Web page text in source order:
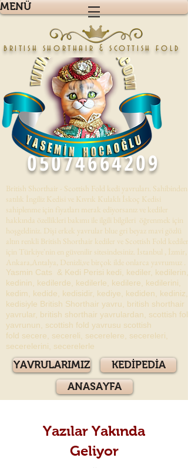
MENÜ
british shorthair & scottish fold
05074664209
British Shorthair - Scottish Fold kedi yavruları. Sahibinden
satılık İngiliz Kedisi ve Kıvrık Kulaklı İskoç Kedisi
sahiplenme için fiyatları merak ediyorsanız ve kediler
hakkında özellikleri bakımı ile ilgili bilgileri öğrenmek için
hoşgeldiniz. Dişi erkek yavrular blue gri beyaz mavi gözlü
altın renkli British Shorthair kediler ve Scottish Fold kedileri
için Türkiye'nin en güvenilir sitesindesiniz. İstanbul , İzmir,
Ankara,Antalya, Denizli,ve birçok ilde onlarca yavrumuz .
Yasmin Cats & Kedi Perisi kedi, kediler, kedilerin,
kedinin, kedilerde, kedilerle, kedilere, kedilerini,
kedim, kedide, kedisidir, kediye, kediden, kediniz,
kedisiyle British Shorthair yavru, british shorthair
yavrular, british shorthair yavrulardan, scottish fold
yavrunun, scottish fold yavrusu scottish
fold secere, secereli, secerelere, secereleri,
secerelerini, secerelerle
YAVRULARIMIZ
KEDİPEDİA
ANASAYFA
Yazılar Yakında
Geliyor